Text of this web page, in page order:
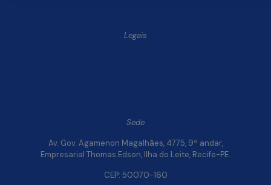
Legais
Sede
Av. Gov. Agamenon Magalhães, 4775, 9º andar,
Empresarial Thomas Edson, Ilha do Leite, Recife-PE.
CEP: 50070-160